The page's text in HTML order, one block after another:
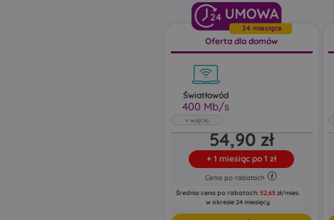
24
24 miesiące
Oferta dla domów
Światłowód
400 Mb/s
400 Mb/s
Pobieraj do: 400 Mb/s
Wysyłaj do: 100 Mb/s
54,90 zł
+ 1 miesiąc po 1 zł
Abonament uwzględnia rabat 5 zł za e-
fakturę oraz 5 zł za zgody marketingowe
Cena po rabatach
Średnia cena po rabatach:52,65zł/mies.
w okresie 24 miesięcy